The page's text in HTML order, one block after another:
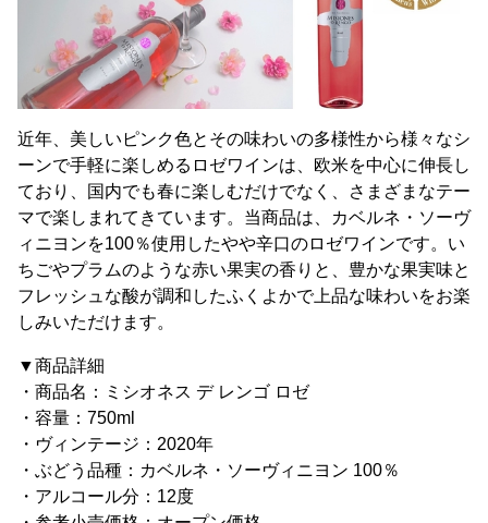
近年、美しいピンク色とその味わいの多様性から様々なシ
ーンで手軽に楽しめるロゼワインは、欧米を中心に伸長し
ており、国内でも春に楽しむだけでなく、さまざまなテー
マで楽しまれてきています。当商品は、カベルネ・ソーヴ
ィニヨンを100％使用したやや辛口のロゼワインです。い
ちごやプラムのような赤い果実の香りと、豊かな果実味と
フレッシュな酸が調和したふくよかで上品な味わいをお楽
しみいただけます。
▼商品詳細
・商品名：ミシオネス デ レンゴ ロゼ
・容量：750ml
・ヴィンテージ：2020年
・ぶどう品種：カベルネ・ソーヴィニヨン 100％
・アルコール分：12度